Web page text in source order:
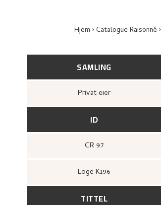
Hjem Catalogue Raisonné
SAMLING
Privat eier
ID
CR 97
Loge K196
TITTEL